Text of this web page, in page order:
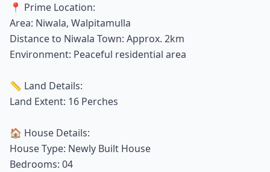
📍 Prime Location:
Area: Niwala, Walpitamulla
Distance to Niwala Town: Approx. 2km
Environment: Peaceful residential area
📏 Land Details:
Land Extent: 16 Perches
🏠 House Details:
House Type: Newly Built House
Bedrooms: 04